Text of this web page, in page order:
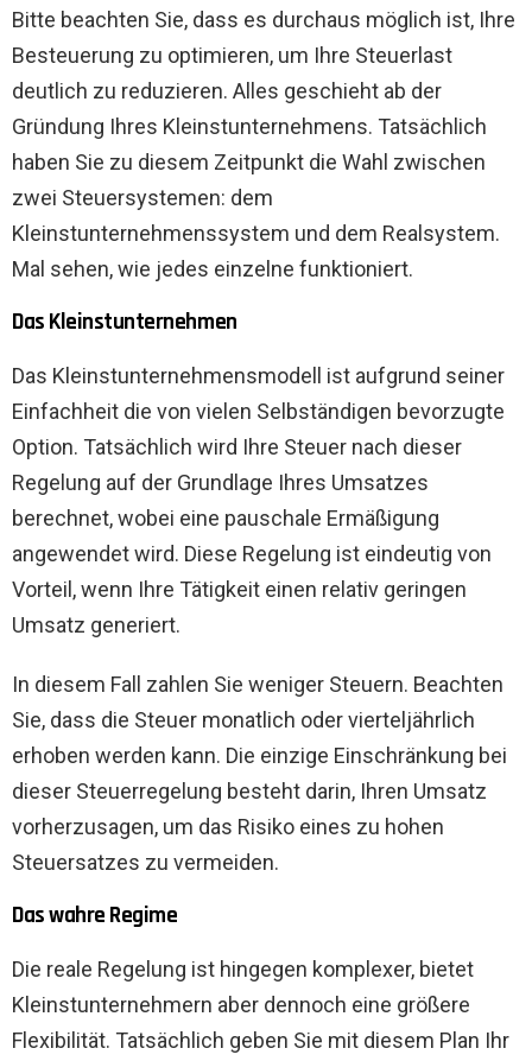
Bitte beachten Sie, dass es durchaus möglich ist, Ihre
Besteuerung zu optimieren, um Ihre Steuerlast
deutlich zu reduzieren. Alles geschieht ab der
Gründung Ihres Kleinstunternehmens. Tatsächlich
haben Sie zu diesem Zeitpunkt die Wahl zwischen
zwei Steuersystemen: dem
Kleinstunternehmenssystem und dem Realsystem.
Mal sehen, wie jedes einzelne funktioniert.
Das Kleinstunternehmen
Das Kleinstunternehmensmodell ist aufgrund seiner
Einfachheit die von vielen Selbständigen bevorzugte
Option. Tatsächlich wird Ihre Steuer nach dieser
Regelung auf der Grundlage Ihres Umsatzes
berechnet, wobei eine pauschale Ermäßigung
angewendet wird. Diese Regelung ist eindeutig von
Vorteil, wenn Ihre Tätigkeit einen relativ geringen
Umsatz generiert.
In diesem Fall zahlen Sie weniger Steuern. Beachten
Sie, dass die Steuer monatlich oder vierteljährlich
erhoben werden kann. Die einzige Einschränkung bei
dieser Steuerregelung besteht darin, Ihren Umsatz
vorherzusagen, um das Risiko eines zu hohen
Steuersatzes zu vermeiden.
Das wahre Regime
Die reale Regelung ist hingegen komplexer, bietet
Kleinstunternehmern aber dennoch eine größere
Flexibilität. Tatsächlich geben Sie mit diesem Plan Ihr